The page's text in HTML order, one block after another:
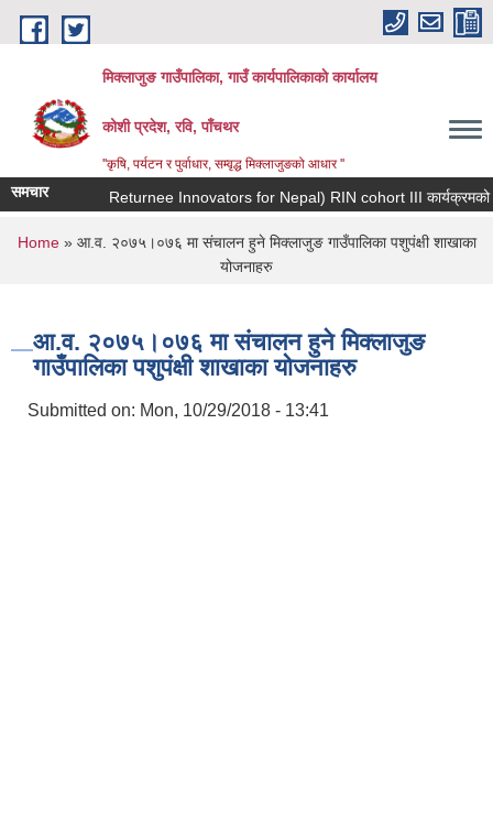
Skip to main content
मिक्लाजुङ गाउँपालिका, गाउँ कार्यपालिकाकाे कार्यालय
कोशी प्रदेश, रवि, पाँचथर
''कृषि, पर्यटन र पुर्वाधार, सम्वृद्ध मिक्लाजुङको आधार ''
समचार
You are here
Home» आ.व. २०७५।०७६ मा संचालन हुने मिक्लाजुङ गाउँपालिका पशुपंक्षी शाखाका
योजनाहरु
आ.व. २०७५।०७६ मा संचालन हुने मिक्लाजुङ
गाउँपालिका पशुपंक्षी शाखाका योजनाहरु
Submitted on: Mon, 10/29/2018 - 13:41